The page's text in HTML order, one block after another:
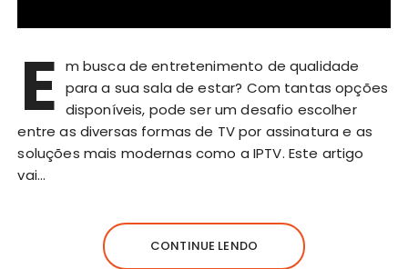
E m busca de entretenimento de qualidade
para a sua sala de estar? Com tantas opções
disponíveis, pode ser um desafio escolher
entre as diversas formas de TV por assinatura e as
soluções mais modernas como a IPTV. Este artigo
vai…
CONTINUE LENDO